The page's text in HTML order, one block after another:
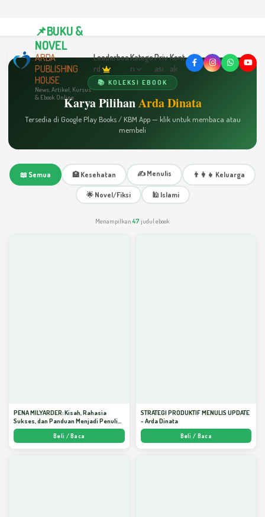
📌BUKU &
NOVEL
ARDA
PUBLISHING
HOUSE
News, Artikel, Kursus
& Ebook Online
Leaderboa
rd
Katego
ri
Priv
asi
Kont
ak
📚 KOLEKSI EBOOK
Karya PilihanArda Dinata
Tersedia di Google Play Books / KBM App — klik untuk membaca atau
membeli
📖 Semua 🏥 Kesehatan ✍️ Menulis 👨‍👩‍👧 Keluarga
🌟 Novel/Fiksi 🕌 Islami
Menampilkan47 judul ebook
PENA MILYARDER: Kisah, Rahasia
Sukses, dan Panduan Menjadi Penulis 1
Milyar di KBM App dari Nol - Arda Dinata
Beli / Baca
STRATEGI PRODUKTIF MENULIS UPDATE
- Arda Dinata
Beli / Baca